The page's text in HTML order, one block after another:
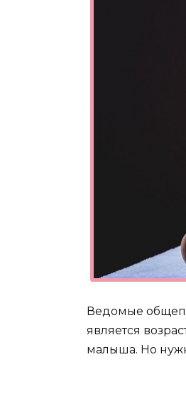
Ведомые
является
малыша. Но